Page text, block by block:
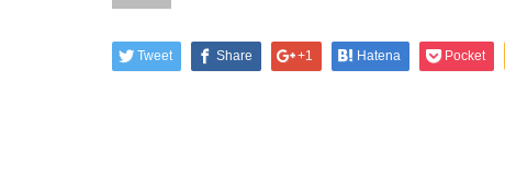
Tweet Share +1 Hatena Pocket